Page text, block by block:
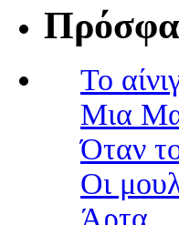
Το
Μια
Όταν
Οι